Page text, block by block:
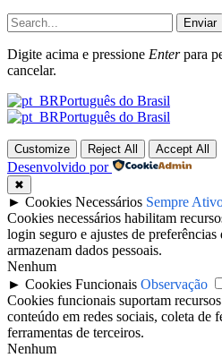
Enviar
Digite acima e pressione Enterpara
cancelar.
Português do Brasil
Português do Brasil
Customize Reject All Accept All
Desenvolvido por
✖
► Cookies Necessários Sempre
Cookies necessários habilitam
login seguro e ajustes de
armazenam dados pessoais.
Nenhum
► Cookies Funcionais Observação
Cookies funcionais suportam
conteúdo em redes sociais, coleta de
ferramentas de terceiros.
Nenhum